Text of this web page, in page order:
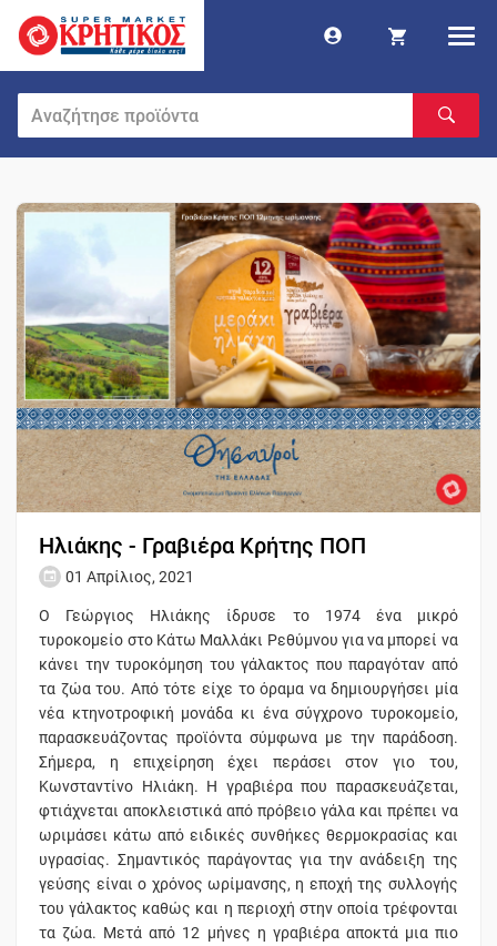
Ηλιάκης - Γραβιέρα Κρήτης ΠΟΠ
01 Απρίλιος, 2021
Ο Γεώργιος Ηλιάκης ίδρυσε το 1974 ένα μικρό
τυροκομείο στο Κάτω Μαλλάκι Ρεθύμνου για να μπορεί να
κάνει την τυροκόμηση του γάλακτος που παραγόταν από
τα ζώα του. Από τότε είχε το όραμα να δημιουργήσει μία
νέα κτηνοτροφική μονάδα κι ένα σύγχρονο τυροκομείο,
παρασκευάζοντας προϊόντα σύμφωνα με την παράδοση.
Σήμερα, η επιχείρηση έχει περάσει στον γιο του,
Κωνσταντίνο Ηλιάκη. Η γραβιέρα που παρασκευάζεται,
φτιάχνεται αποκλειστικά από πρόβειο γάλα και πρέπει να
ωριμάσει κάτω από ειδικές συνθήκες θερμοκρασίας και
υγρασίας. Σημαντικός παράγοντας για την ανάδειξη της
γεύσης είναι ο χρόνος ωρίμανσης, η εποχή της συλλογής
του γάλακτος καθώς και η περιοχή στην οποία τρέφονται
τα ζώα. Μετά από 12 μήνες η γραβιέρα αποκτά μια πιο